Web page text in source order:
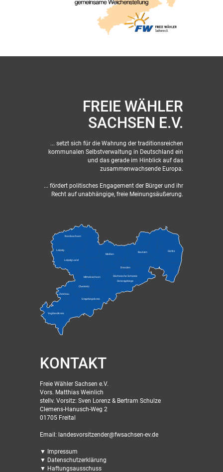
FREIE WÄHLER
SACHSEN E.V.
... setzt sich für die Wahrung der traditionsreichen
kommunalen Selbstverwaltung in Deutschland ein
und das gerade im Hinblick auf das
zusammenwachsende Europa.
... fördert politisches Engagement der Bürger und ihr
Recht auf unabhängige, freie Meinungsäußerung.
Bautzen Görlitz
Leipzig
Leipzig Land
Meißen
Erzgebirgskreis
Mittelsachsen
Nordsachsen
Osterzgebirge
Sächsische Schweiz-
Vogtlandkreis
Zwickau
Dresden
Chemnitz
KONTAKT
Freie Wähler Sachsen e.V.
Vors. Matthias Weinlich
stellv. Vorsitz: Sven Lorenz & Bertram Schulze
Clemens-Hanusch-Weg 2
01705 Freital
Email: landesvorsitzender@fwsachsen-ev.de
▼ Impressum
▼ Datenschutzerklärung
▼ Haftungsausschuss